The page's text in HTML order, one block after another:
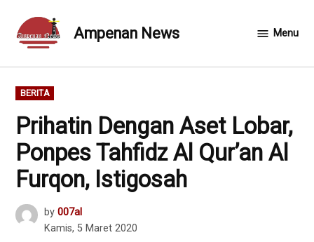
content
Ampenan News Menu
POSTED
IN
BERITA
Prihatin Dengan Aset Lobar,
Ponpes Tahfidz Al Qur’an Al
Furqon, Istigosah
by 007al
Kamis, 5 Maret 2020